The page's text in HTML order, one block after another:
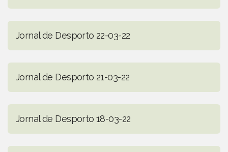
Jornal de Desporto 22-03-22
Jornal de Desporto 21-03-22
Jornal de Desporto 18-03-22